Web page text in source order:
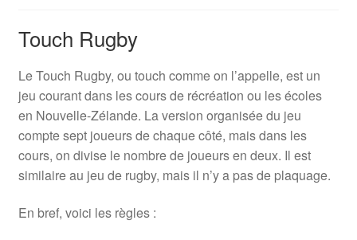
Touch Rugby
Le Touch Rugby, ou touch comme on l’appelle, est un
jeu courant dans les cours de récréation ou les écoles
en Nouvelle-Zélande. La version organisée du jeu
compte sept joueurs de chaque côté, mais dans les
cours, on divise le nombre de joueurs en deux. Il est
similaire au jeu de rugby, mais il n’y a pas de plaquage.
En bref, voici les règles :